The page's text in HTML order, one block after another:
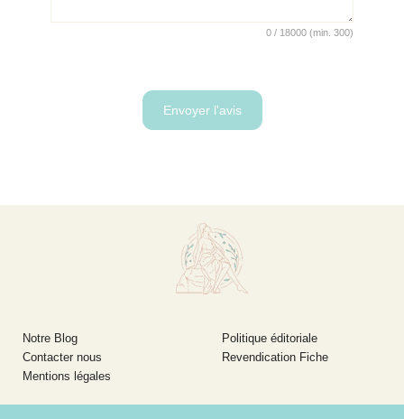
0 / 18000 (min.300)
Notre Blog
Contacter nous
Mentions légales
Politique éditoriale
Revendication Fiche